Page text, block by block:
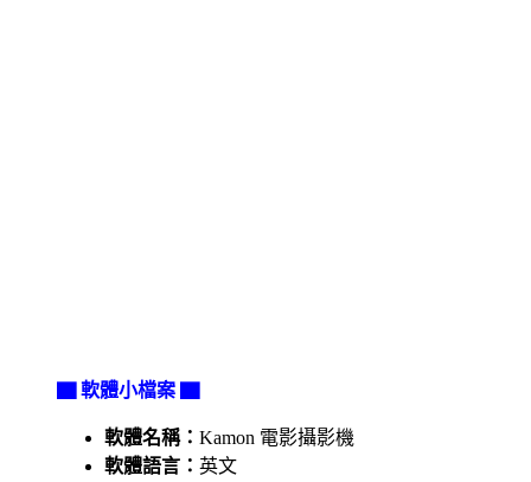
▇ 軟體小檔案 ▇
軟體名稱： Kamon 電影攝影機
軟體語言： 英文